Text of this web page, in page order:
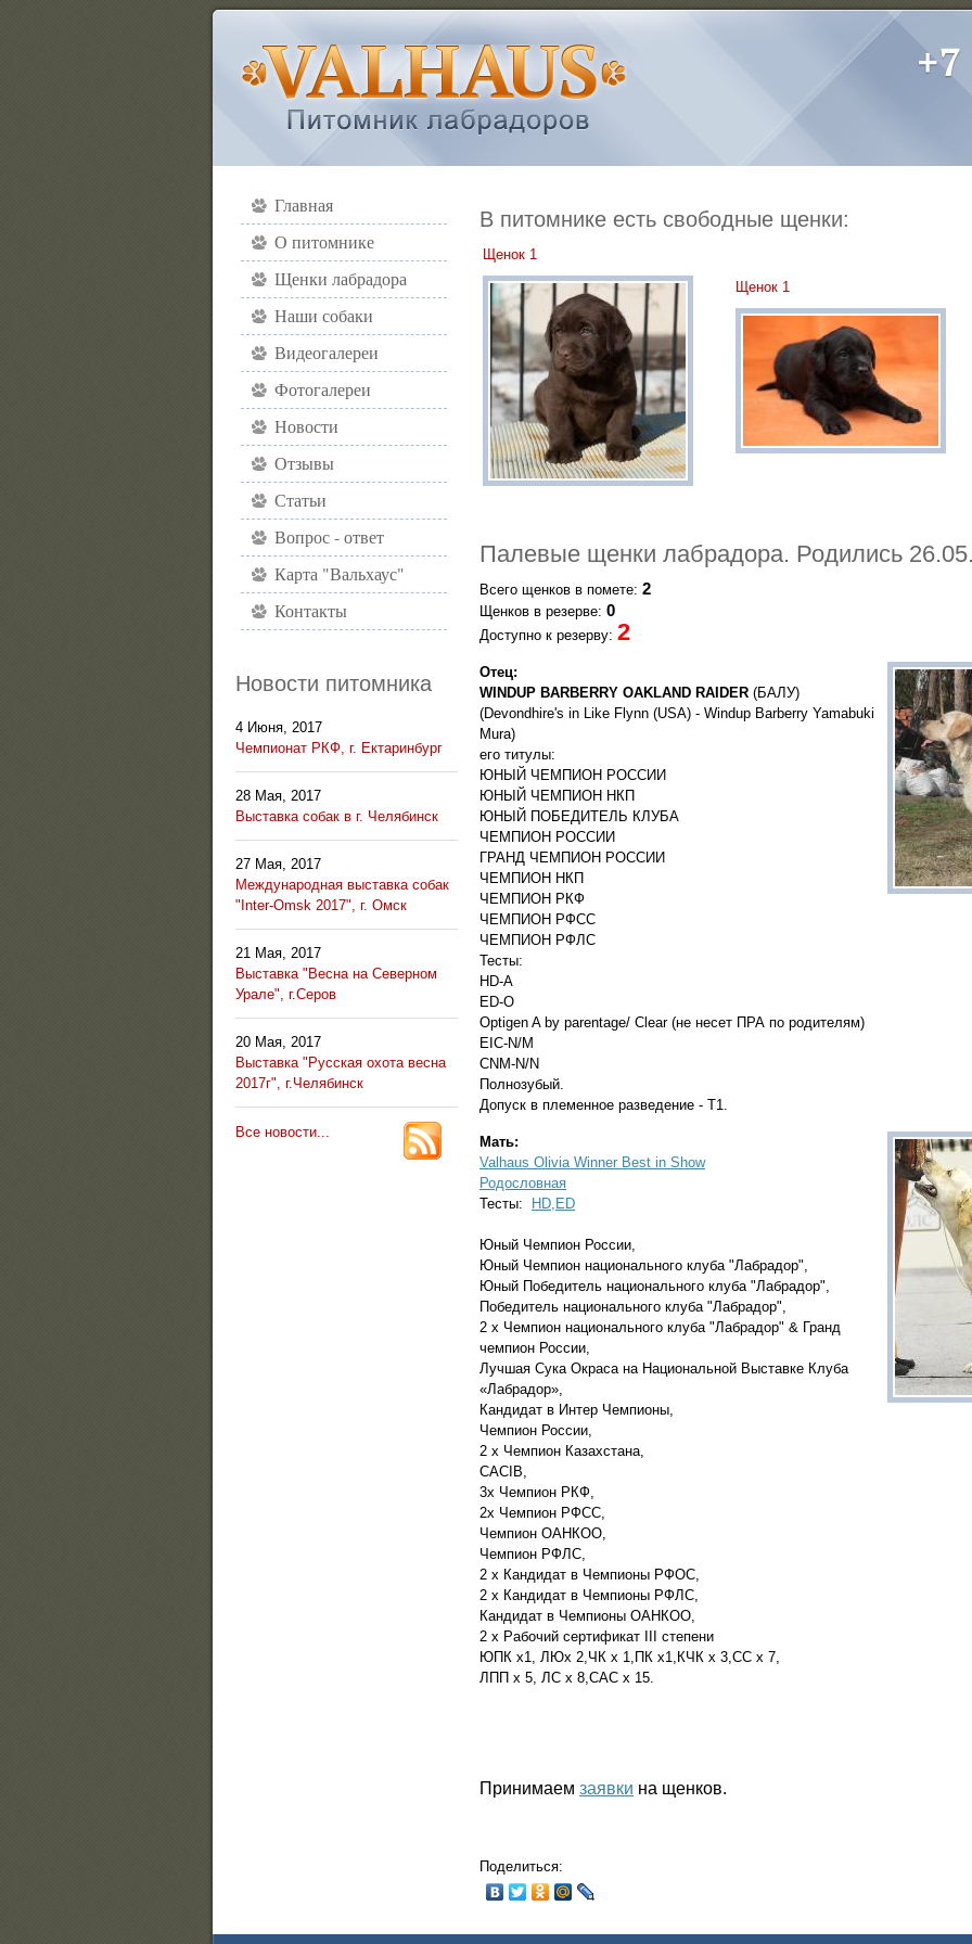
Главная
О питомнике
Щенки лабрадора
Наши собаки
Видеогалереи
Фотогалереи
Новости
Отзывы
Статьи
Вопрос - ответ
Карта "Вальхаус"
Контакты
Новости питомника
4 Июня, 2017
Чемпионат РКФ, г. Ектаринбург
28 Мая, 2017
Выставка собак в г. Челябинск
27 Мая, 2017
Международная выставка собак
"Inter-Omsk 2017", г. Омск
21 Мая, 2017
Выставка "Весна на Северном
Урале", г.Серов
20 Мая, 2017
Выставка "Русская охота весна
2017г", г.Челябинск
Все новости...
В питомнике есть свободные щенки:
Щенок 1
Щенок 1
Палевые щенки лабрадора. Родились
Всего щенков в помете: 2
Щенков в резерве: 0
Доступно к резерву: 2
Отец:
WINDUP BARBERRY OAKLAND RAIDER (БАЛУ)
(Devondhire's in Like Flynn (USA) - Windup Barberry Yamabuki
Mura)
его титулы:
ЮНЫЙ ЧЕМПИОН РОССИИ
ЮНЫЙ ЧЕМПИОН НКП
ЮНЫЙ ПОБЕДИТЕЛЬ КЛУБА
ЧЕМПИОН РОССИИ
ГРАНД ЧЕМПИОН РОССИИ
ЧЕМПИОН НКП
ЧЕМПИОН РКФ
ЧЕМПИОН РФСС
ЧЕМПИОН РФЛС
Тесты:
HD-А
ED-О
Optigen A by parentage/ Clear (не несет ПРА по родителям)
EIC-N/M
CNM-N/N
Полнозубый.
Допуск в племенное разведение - Т1.
Мать:
Valhaus Olivia Winner Best in Show
Родословная
Тесты:
HD,ED
Юный Чемпион России,
Юный Чемпион национального клуба "Лабрадор",
Юный Победитель национального клуба "Лабрадор",
Победитель национального клуба "Лабрадор",
2 х Чемпион национального клуба "Лабрадор" & Гранд
чемпион России,
Лучшая Сука Окраса на Национальной Выставке Клуба
«Лабрадор»,
Кандидат в Интер Чемпионы,
Чемпион России,
2 х Чемпион Казахстана,
CACIB,
3x Чемпион РКФ,
2х Чемпион РФСС,
Чемпион ОАНКОО,
Чемпион РФЛС,
2 x Кандидат в Чемпионы РФОС,
2 х Кандидат в Чемпионы РФЛС,
Кандидат в Чемпионы ОАНКОО,
2 x Рабочий сертификат III степени
ЮПК х1, ЛЮх 2,ЧК х 1,ПК х1,КЧК х 3,CC х 7,
ЛПП х 5, ЛС х 8,САС х 15.
Принимаем заявки на щенков.
Поделиться: